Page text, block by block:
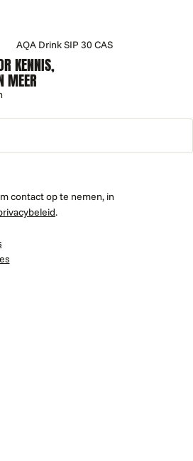
AQA Drink SIP 30 CAS
KENNIS,
MEER
contact op te nemen, in
.